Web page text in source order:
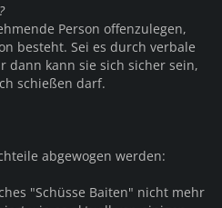
Person offenzulegen,
besteht. Sei es durch verbale
dann kann sie sich sicher sein,
schießen darf.
abgewogen werden:
"Schüsse Baiten" nicht mehr